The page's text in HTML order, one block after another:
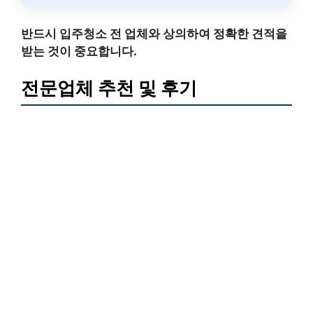
반드시 입주청소 전 업체와 상의하여 정확한 견적을
받는 것이 중요합니다.
전문업체 추천 및 후기